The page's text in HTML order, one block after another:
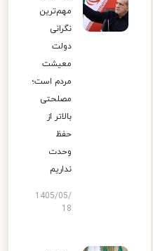
مهم‌ترین
نگرانی
دولت
معیشت
مردم است؛
مصلحتی
بالاتر از
حفظ
وحدت
نداریم
1405/05/
18